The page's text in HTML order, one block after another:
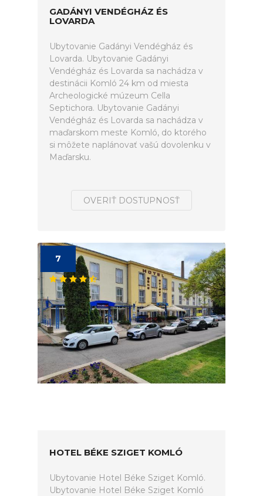
GADÁNYI VENDÉGHÁZ ÉS
LOVARDA
Ubytovanie Gadányi Vendégház és
Lovarda. Ubytovanie Gadányi
Vendégház és Lovarda sa nachádza v
destinácii Komló 24 km od miesta
Archeologické múzeum Cella
Septichora. Ubytovanie Gadányi
Vendégház és Lovarda sa nachádza v
maďarskom meste Komló, do ktorého
si môžete naplánovať vašú dovolenku v
Maďarsku.
OVERIŤ DOSTUPNOSŤ
7
HOTEL BÉKE SZIGET KOMLÓ
Ubytovanie Hotel Béke Sziget Komló.
Ubytovanie Hotel Béke Sziget Komló